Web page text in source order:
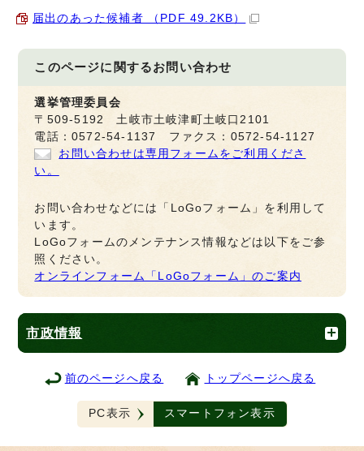
届出のあった候補者 （PDF 49.2KB）
このページに関するお問い合わせ
選挙管理委員会
〒509-5192 土岐市土岐津町土岐口2101
電話：0572-54-1137 ファクス：0572-54-1127
お問い合わせは専用フォームをご利用くださ
い。
お問い合わせなどには「LoGoフォーム」を利用して
います。
LoGoフォームのメンテナンス情報などは以下をご参
照ください。
オンラインフォーム「LoGoフォーム」のご案内
市政情報
前のページへ戻る トップページへ戻る
PC表示 スマートフォン表示